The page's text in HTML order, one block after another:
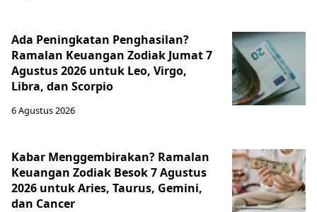
Ada Peningkatan Penghasilan?
Ramalan Keuangan Zodiak Jumat 7
Agustus 2026 untuk Leo, Virgo,
Libra, dan Scorpio
6 Agustus 2026
Kabar Menggembirakan? Ramalan
Keuangan Zodiak Besok 7 Agustus
2026 untuk Aries, Taurus, Gemini,
dan Cancer